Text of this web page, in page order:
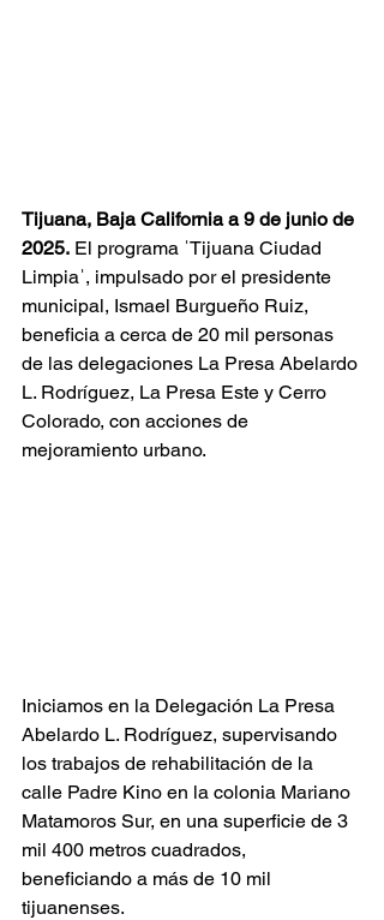
Tijuana, Baja California a 9 de junio de
2025. El programa ˈTijuana Ciudad
Limpiaˈ, impulsado por el presidente
municipal, Ismael Burgueño Ruiz,
beneficia a cerca de 20 mil personas
de las delegaciones La Presa Abelardo
L. Rodríguez, La Presa Este y Cerro
Colorado, con acciones de
mejoramiento urbano.
Iniciamos en la Delegación La Presa
Abelardo L. Rodríguez, supervisando
los trabajos de rehabilitación de la
calle Padre Kino en la colonia Mariano
Matamoros Sur, en una superficie de 3
mil 400 metros cuadrados,
beneficiando a más de 10 mil
tijuanenses.